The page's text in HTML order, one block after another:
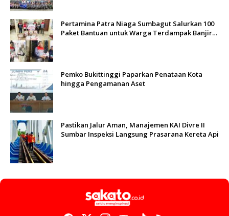
Pertamina Patra Niaga Sumbagut Salurkan 100
Paket Bantuan untuk Warga Terdampak Banjir
Pemko Bukittinggi Paparkan Penataan Kota
hingga Pengamanan Aset
Pastikan Jalur Aman, Manajemen KAI Divre II
Sumbar Inspeksi Langsung Prasarana Kereta Api